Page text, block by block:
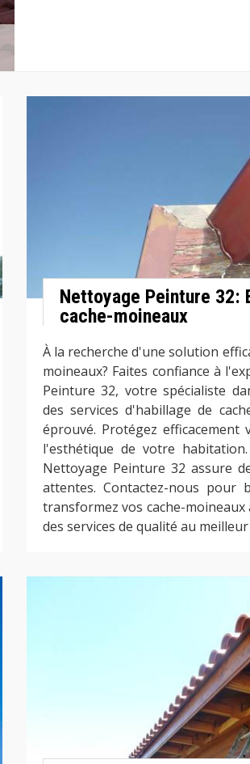
Nettoyage Peinture 32:
cache-moineaux
À la recherche d'une solution
moineaux? Faites confiance à
Peinture 32, votre spécialiste
des services d'habillage de
éprouvé. Protégez
l'esthétique de votre
Nettoyage Peinture 32 assure
attentes. Contactez-nous pour
transformez vos cache-
des services de qualité au